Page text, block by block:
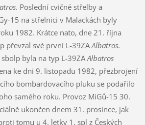
. Poslední cvičné střelby a
15 na střelnici v Malackách byly
1982. Krátce nato, dne 21. října
převzal své první L-39ZAAlbatros.
byla na typ L-39ZAAlbatros
ke dni 9. listopadu 1982, přezbrojení
bombardovacího pluku se podařilo
samého roku. Provoz MiGů-15 30.
ukončen dnem 31. prosince, jak
tomu u 4. letky 1. spl z Českých